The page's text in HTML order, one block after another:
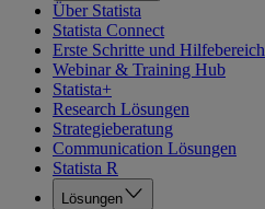
Über Statista
Statista Connect
Erste Schritte und Hilfebereich
Webinar & Training Hub
Statista+
Research Lösungen
Strategieberatung
Communication Lösungen
Statista R
Lösungen